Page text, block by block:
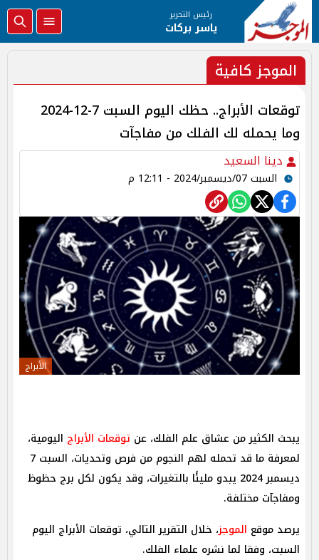
رئيس التحرير
ياسر بركات
الموجز كافية
توقعات الأبراج.. حظك اليوم السبت 7-12-2024
وما يحمله لك الفلك من مفاجآت
دينا السعيد
السبت 07/ديسمبر/2024 - 12:11 م
الأبراج
يبحث الكثير من عشاق علم الفلك، عن توقعات الأبراج اليومية،
لمعرفة ما قد تحمله لهم النجوم من فرص وتحديات، السبت 7
ديسمبر 2024 يبدو مليئًا بالتغيرات، وقد يكون لكل برج حظوظ
ومفاجآت مختلفة.
يرصد موقع الموجز، خلال التقرير التالي، توقعات الأبراج اليوم
السبت، وفقا لما نشره علماء الفلك.